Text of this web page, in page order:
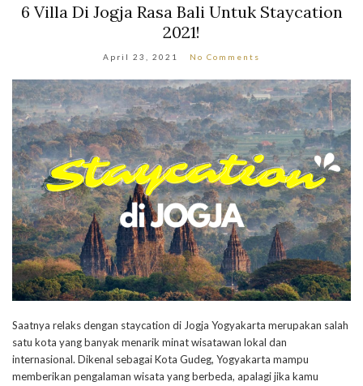
6 Villa Di Jogja Rasa Bali Untuk Staycation
2021!
April 23, 2021 No Comments
Saatnya relaks dengan staycation di Jogja Yogyakarta merupakan salah
satu kota yang banyak menarik minat wisatawan lokal dan
internasional. Dikenal sebagai Kota Gudeg, Yogyakarta mampu
memberikan pengalaman wisata yang berbeda, apalagi jika kamu